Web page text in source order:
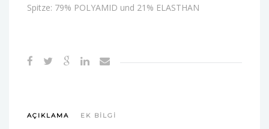
Spitze: 79% POLYAMID und 21% ELASTHAN
AÇIKLAMA EK BILGI